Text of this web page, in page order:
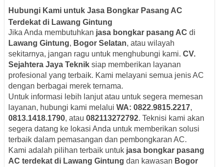
Hubungi Kami untuk Jasa Bongkar Pasang AC
Terdekat di Lawang Gintung
Jika Anda membutuhkan jasa bongkar pasang AC di
Lawang Gintung, Bogor Selatan, atau wilayah
sekitarnya, jangan ragu untuk menghubungi kami. CV.
Sejahtera Jaya Teknik siap memberikan layanan
profesional yang terbaik. Kami melayani semua jenis AC
dengan berbagai merek ternama.
Untuk informasi lebih lanjut atau untuk segera memesan
layanan, hubungi kami melalui WA: 0822.9815.2217,
0813.1418.1790, atau 082113272792. Teknisi kami akan
segera datang ke lokasi Anda untuk memberikan solusi
terbaik dalam pemasangan dan pembongkaran AC.
Kami adalah pilihan terbaik untuk jasa bongkar pasang
AC terdekat di Lawang Gintung dan kawasan Bogor